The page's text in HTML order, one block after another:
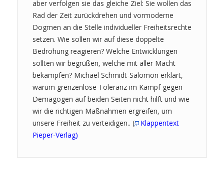
aber verfolgen sie das gleiche Ziel: Sie wollen das
Rad der Zeit zurückdrehen und vormoderne
Dogmen an die Stelle individueller Freiheitsrechte
setzen. Wie sollen wir auf diese doppelte
Bedrohung reagieren? Welche Entwicklungen
sollten wir begrüßen, welche mit aller Macht
bekämpfen? Michael Schmidt-Salomon erklärt,
warum grenzenlose Toleranz im Kampf gegen
Demagogen auf beiden Seiten nicht hilft und wie
wir die richtigen Maßnahmen ergreifen, um
unsere Freiheit zu verteidigen.. (
Klappentext
Pieper-Verlag)